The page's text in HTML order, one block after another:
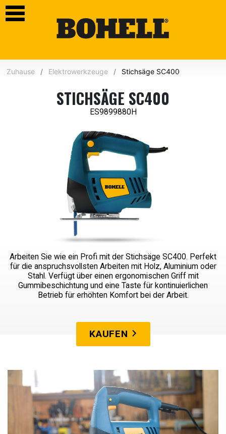
Zuhause Elektrowerkzeuge Stichsäge SC400
STICHSÄGE SC400
ES9899880H
Arbeiten Sie wie ein Profi mit der Stichsäge SC400. Perfekt
für die anspruchsvollsten Arbeiten mit Holz, Aluminium oder
Stahl. Verfügt über einen ergonomischen Griff mit
Gummibeschichtung und eine Taste für kontinuierlichen
Betrieb für erhöhten Komfort bei der Arbeit.
KAUFEN